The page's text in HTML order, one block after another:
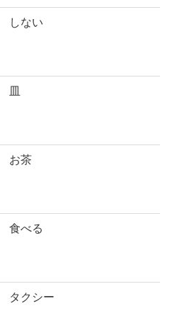
しない
皿
お茶
食べる
タクシー